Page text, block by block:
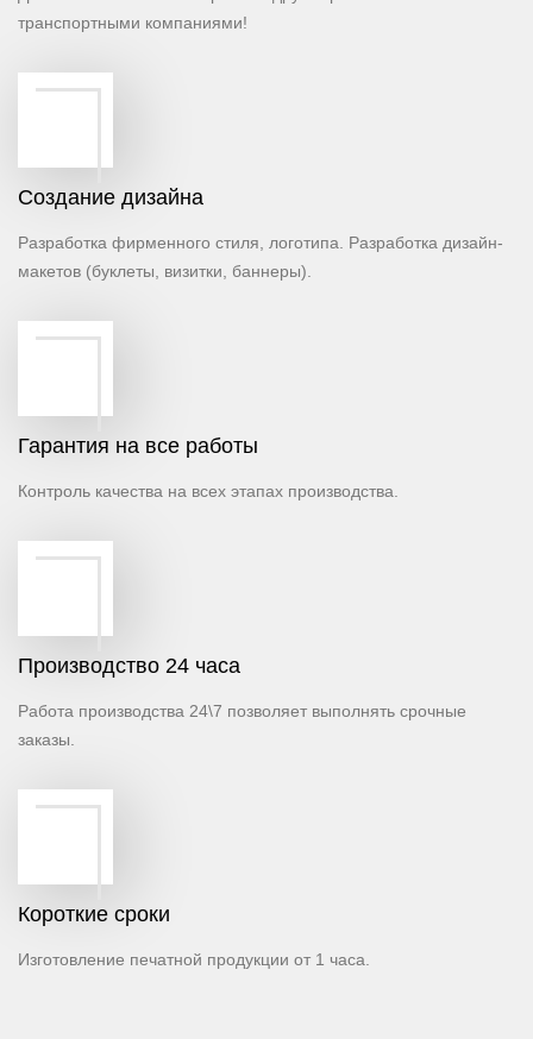
транспортными компаниями!
Создание дизайна
Разработка фирменного стиля, логотипа. Разработка дизайн-
макетов (буклеты, визитки, баннеры).
Гарантия на все работы
Контроль качества на всех этапах производства.
Производство 24 часа
Работа производства 24\7 позволяет выполнять срочные
заказы.
Короткие сроки
Изготовление печатной продукции от 1 часа.